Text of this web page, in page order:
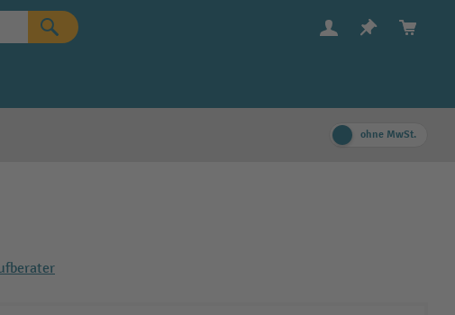
ohne MwSt.